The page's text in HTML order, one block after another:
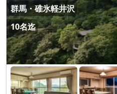
群馬・碓氷軽井沢
10名迄